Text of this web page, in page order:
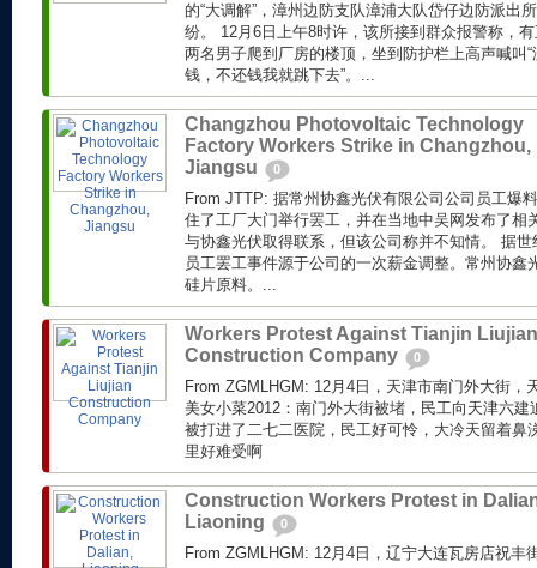
的“大调解”，漳州边防支队漳浦大队岱仔边防派出
纷。 12月6日上午8时许，该所接到群众报警称，
两名男子爬到厂房的楼顶，坐到防护栏上高声喊叫
钱，不还钱我就跳下去”。...
Changzhou Photovoltaic Technology
Factory Workers Strike in Changzhou,
Jiangsu
0
From JTTP: 据常州协鑫光伏有限公司公司员工爆
住了工厂大门举行罢工，并在当地中吴网发布了相
与协鑫光伏取得联系，但该公司称并不知情。 据
员工罢工事件源于公司的一次薪金调整。常州协鑫
硅片原料。...
Workers Protest Against Tianjin Liujian
Construction Company
0
From ZGMLHGM: 12月4日，天津市南门外大街，
美女小菜2012：南门外大街被堵，民工向天津六
被打进了二七二医院，民工好可怜，大冷天留着鼻
里好难受啊
Construction Workers Protest in
Liaoning
0
From ZGMLHGM: 12月4日，辽宁大连瓦房店祝丰